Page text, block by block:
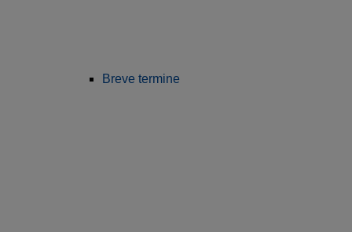
Breve termine